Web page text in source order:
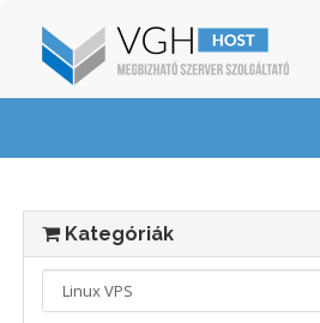
Kategóriák